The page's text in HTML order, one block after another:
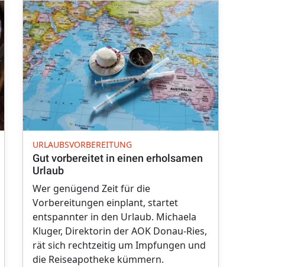
URLAUBSVORBEREITUNG
Gut vorbereitet in einen erholsamen
Urlaub
Wer genügend Zeit für die
Vorbereitungen einplant, startet
entspannter in den Urlaub. Michaela
Kluger, Direktorin der AOK Donau-Ries,
rät sich rechtzeitig um Impfungen und
die Reiseapotheke kümmern.